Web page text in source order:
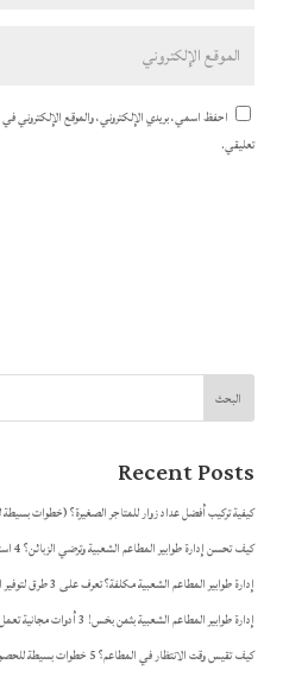
احفظ اسمي، بريدي الإلكتروني، والموقع الإلكتروني
تعليقي.
البحث
Recent Posts
كيفية تركيب أفضل عداد زوار للمتاجر الصغيرة؟ (خطوات
كيف تحسن إدارة طوابير المطاعم الشعبية وترضي الزبائن؟ 4 استراتيجيات مجربة.
إدارة طوابير المطاعم الشعبية مكلفة؟ تعرف على 3 طرق لتوفير المال!
إدارة طوابير المطاعم الشعبية بثمن بخس! 3 أدوات مجانية تعمل كالسحر
كيف تقيس وقت الانتظار في المطاعم؟ 5 خطوات بسيطة للحصول على نتائج دقيقة!